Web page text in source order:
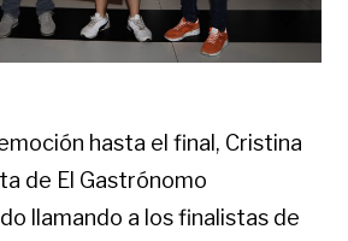
hasta el final, Cristina
de El Gastrónomo
llamando a los finalistas de